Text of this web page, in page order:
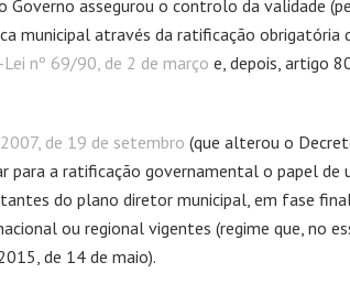
Governo assegurou o controlo da validade
municipal através da ratificação obrigatória
nº 69/90, de 2 de março e, depois, artigo
de 19 de setembro (que alterou o
para a ratificação governamental o papel de
do plano diretor municipal, em fase
ou regional vigentes (regime que, no
de 14 de maio).